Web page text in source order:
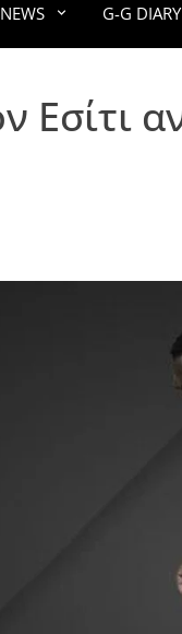
G-G DIARY
Εσίτι